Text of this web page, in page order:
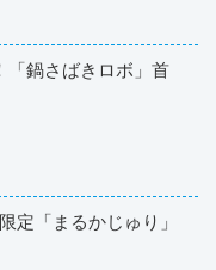
鍋さばきロボ」首
定「まるかじゅり」